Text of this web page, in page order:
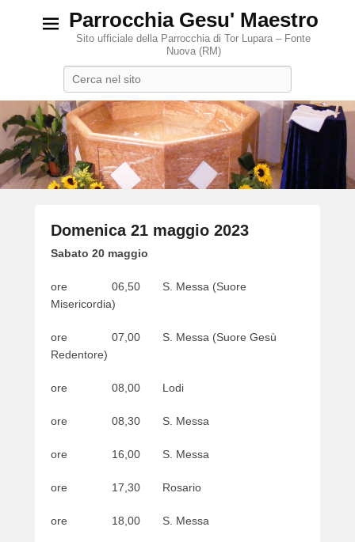
Parrocchia Gesu' Maestro
Sito ufficiale della Parrocchia di Tor Lupara – Fonte
Nuova (RM)
Domenica 21 maggio 2023
P
s
t
d
o
2
/
5
Sabato 20 maggio
ore 06,50 S. Messa (Suore
Misericordia)
ore 07,00 S. Messa (Suore Gesù
Redentore)
ore 08,00 Lodi
ore 08,30 S. Messa
ore 16,00 S. Messa
ore 17,30 Rosario
ore 18,00 S. Messa